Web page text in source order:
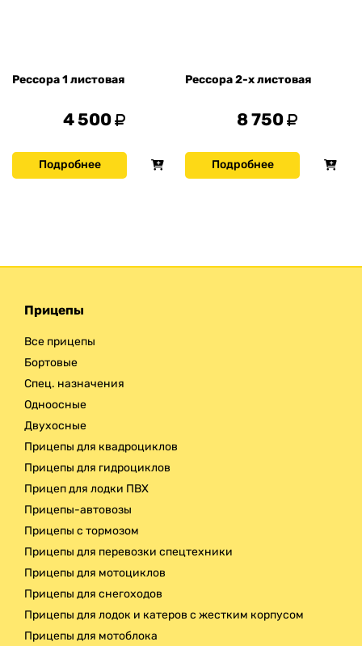
Рессора 1 листовая
4 500
Подробнее
Рессора 2-х листовая
8 750
Подробнее
Прицепы
Все прицепы
Бортовые
Спец. назначения
Одноосные
Двухосные
Прицепы для квадроциклов
Прицепы для гидроциклов
Прицеп для лодки ПВХ
Прицепы-автовозы
Прицепы с тормозом
Прицепы для перевозки спецтехники
Прицепы для мотоциклов
Прицепы для снегоходов
Прицепы для лодок и катеров с жестким корпусом
Прицепы для мотоблока